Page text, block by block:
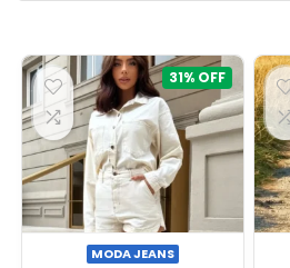
31%
MODA JEANS